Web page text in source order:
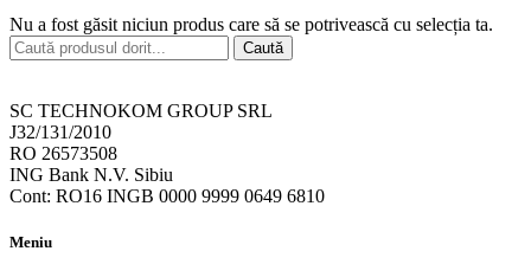
Nu a fost găsit niciun produs care să se potrivească cu selecția ta.
Caută
SC TECHNOKOM GROUP SRL
J32/131/2010
RO 26573508
ING Bank N.V. Sibiu
Cont: RO16 INGB 0000 9999 0649 6810
Meniu